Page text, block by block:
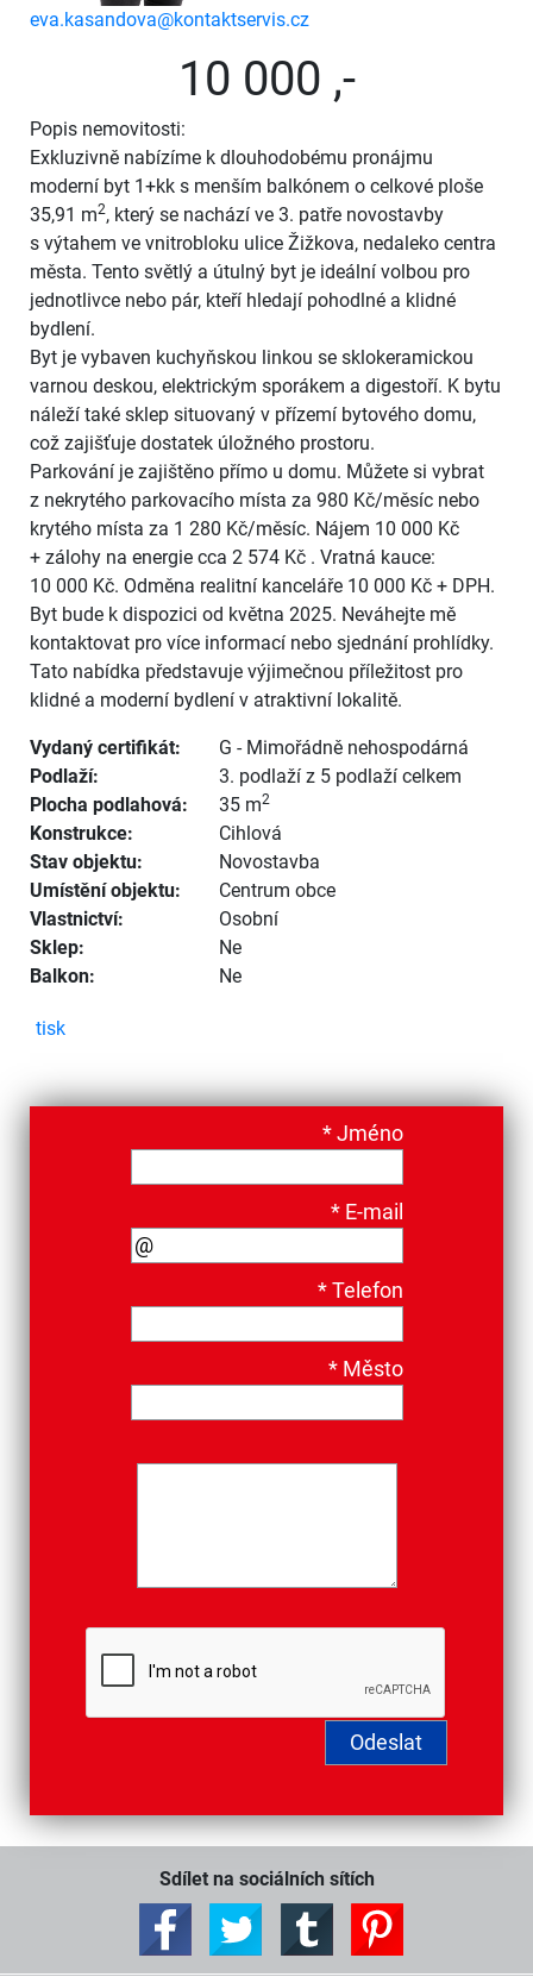
eva.kasandova@kontaktservis.cz
10 000 ,-
Popis nemovitosti:
Exkluzivně nabízíme k dlouhodobému pronájmu
moderní byt 1+kk s menším balkónem o celkové ploše
35,91 m2, který se nachází ve 3. patře novostavby
s výtahem ve vnitrobloku ulice Žižkova, nedaleko centra
města. Tento světlý a útulný byt je ideální volbou pro
jednotlivce nebo pár, kteří hledají pohodlné a klidné
bydlení.
Byt je vybaven kuchyňskou linkou se sklokeramickou
varnou deskou, elektrickým sporákem a digestoří. K bytu
náleží také sklep situovaný v přízemí bytového domu,
což zajišťuje dostatek úložného prostoru.
Parkování je zajištěno přímo u domu. Můžete si vybrat
z nekrytého parkovacího místa za 980 Kč/měsíc nebo
krytého místa za 1 280 Kč/měsíc. Nájem 10 000 Kč
+ zálohy na energie cca 2 574 Kč . Vratná kauce:
10 000 Kč. Odměna realitní kanceláře 10 000 Kč + DPH.
Byt bude k dispozici od května 2025. Neváhejte mě
kontaktovat pro více informací nebo sjednání prohlídky.
Tato nabídka představuje výjimečnou příležitost pro
klidné a moderní bydlení v atraktivní lokalitě.
Vydaný certifikát:
G - Mimořádně nehospodárná
Podlaží:
3. podlaží z 5 podlaží celkem
Plocha podlahová:
35 m2
Konstrukce:
Cihlová
Stav objektu:
Novostavba
Umístění objektu:
Centrum obce
Vlastnictví:
Osobní
Sklep:
Ne
Balkon:
Ne
tisk
*Jméno
*E-mail
*Telefon
*Město
Sdílet na sociálních sítích